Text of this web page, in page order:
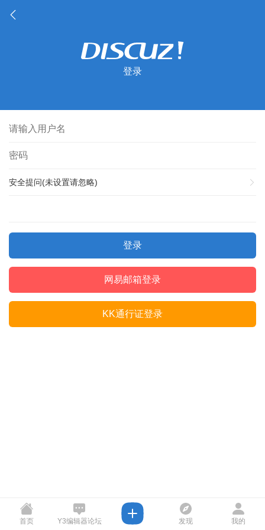
登录
安全提问(未设置请忽略)
登录
网易邮箱登录
KK通行证登录
首页 Y3编辑器论坛 发现 我的